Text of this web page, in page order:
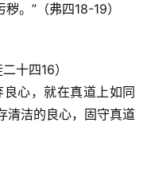
。”（弗四18-19）
十四16）
心，就在真道上如同
清洁的良心，固守真道